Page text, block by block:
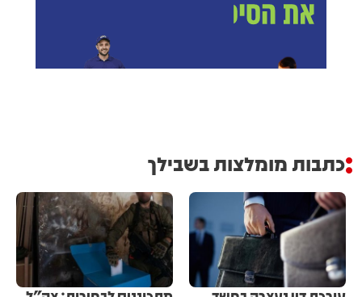
כתבות מומלצות בשבילך